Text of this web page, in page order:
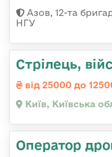
Азов, 12-та
НГУ
Стpілець,
від 25000 до
Київ, Київська
Оператор